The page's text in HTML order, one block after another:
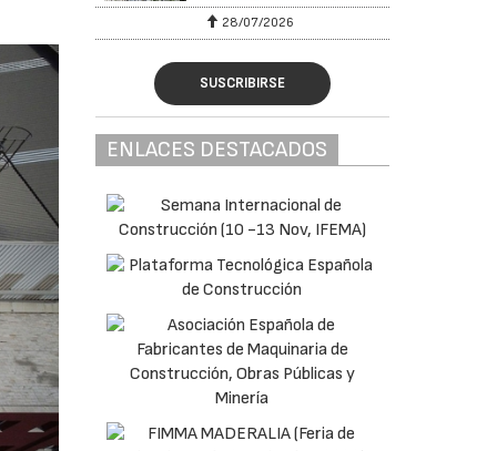
28/07/2026
SUSCRIBIRSE
ENLACES DESTACADOS